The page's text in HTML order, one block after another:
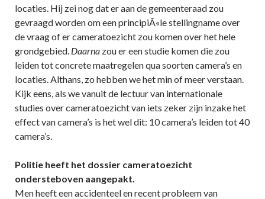
locaties. Hij zei nog dat er aan de gemeenteraad zou
gevraagd worden om een principiÃ«le stellingname over
de vraag of er cameratoezicht zou komen over het hele
grondgebied. Daarna zou er een studie komen die zou
leiden tot concrete maatregelen qua soorten camera’s en
locaties. Althans, zo hebben we het min of meer verstaan.
Kijk eens, als we vanuit de lectuur van internationale
studies over cameratoezicht van iets zeker zijn inzake het
effect van camera’s is het wel dit: 10 camera’s leiden tot 40
camera’s.
Politie heeft het dossier cameratoezicht
ondersteboven aangepakt.
Men heeft een accidenteel en recent probleem van